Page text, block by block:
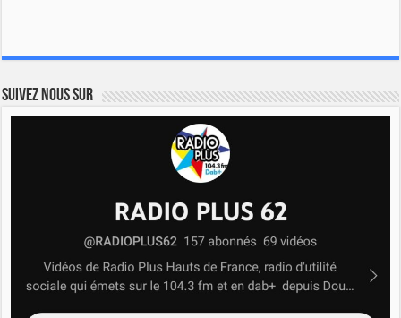
Suivez nous sur